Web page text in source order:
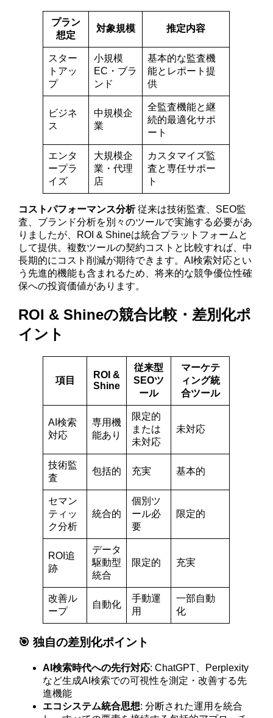
プラン
想定
対象規模 推定内容
スター
トアッ
プ
小規模
EC・ブラ
ンド
基本的な監査機
能とレポート提
供
ビジネ
ス
中規模企
業
全監査機能と継
続的最適化サポ
ート
エンタ
ープラ
イズ
大規模企
業・代理
店
カスタマイズ監
査と専任サポー
ト
コストパフォーマンス分析従来は技術監査、SEO監
査、ブランド分析を別々のツールで実施する必要があ
りましたが、ROI & Shineは統合プラットフォームと
して提供。複数ツールの契約コストと比較すれば、中
長期的にコスト削減が期待できます。AI検索対応とい
う先進的機能も含まれるため、将来的な競争優位性確
保への投資価値があります。
ROI & Shineの競合比較・差別化ポ
イント
項目
ROI &
Shine
従来型
SEOツ
ール
マーケテ
ィング統
合ツール
AI検索
対応
専用機
能あり
限定的
または
未対応
未対応
技術監
査
包括的 充実 基本的
セマン
ティッ
ク分析
統合的
個別ツ
ール必
要
限定的
ROI追
跡
データ
駆動型
統合
限定的 充実
改善ル
ープ
自動化
手動運
用
一部自動
化
🎯 独自の差別化ポイント
AI検索時代への先行対応: ChatGPT、Perplexity
など生成AI検索での可視性を測定・改善する先
進機能
エコシステム統合思想: 分断された運用を統合